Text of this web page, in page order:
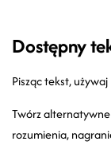
Dostępny
Pisząc tekst,
Twórz
rozumienia,